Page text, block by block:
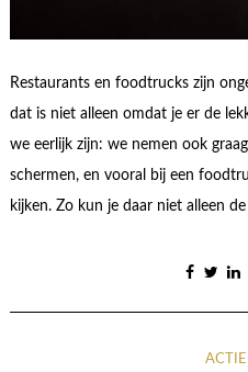
Restaurants en foodtrucks zijn
dat is niet alleen omdat je er de
we eerlijk zijn: we nemen ook
schermen, en vooral bij een
kijken. Zo kun je daar niet alleen